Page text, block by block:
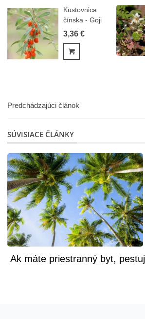
Kustovnica
čínska - Goji
- Lycium...
3,36 €
Pridať do košíka
Predchádzajúci článok
SÚVISIACE ČLÁNKY
Ak máte priestranný byt,